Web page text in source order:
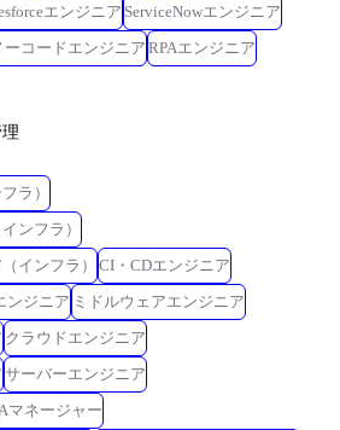
エンジニア ServiceNowエンジニア
ーコードエンジニア RPAエンジニア
ラ）
ンフラ）
インフラ）
CI・CDエンジニア
ンジニア ミドルウェアエンジニア
クラウドエンジニア
サーバーエンジニア
マネージャー